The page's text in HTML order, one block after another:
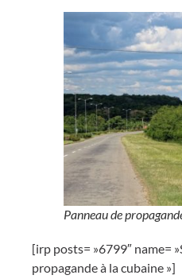
Panneau de
[irp posts= »6799″ name=
propagande à la cubaine »]